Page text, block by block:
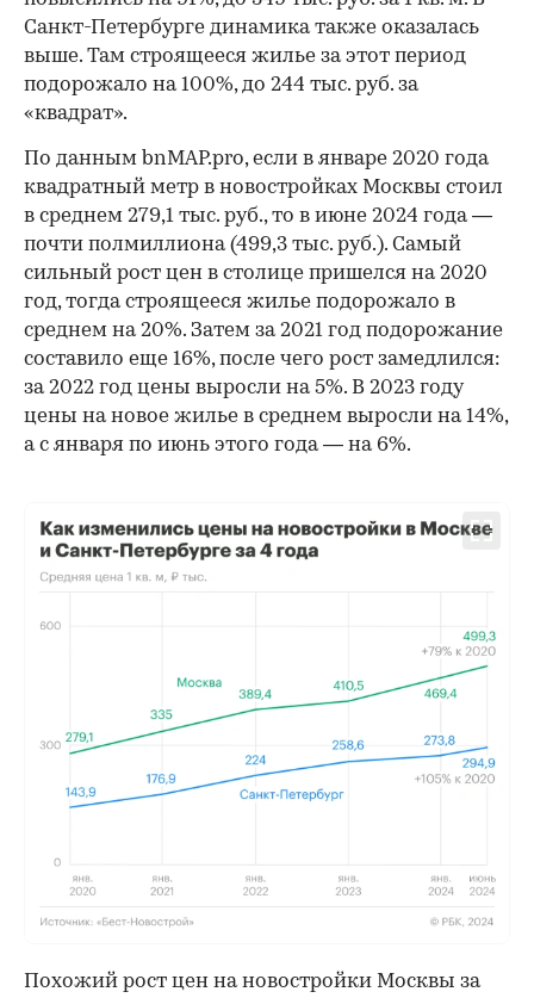
Санкт-Петербурге динамика также оказалась
выше. Там строящееся жилье за этот период
подорожало на 100%, до 244 тыс. руб. за
«квадрат».
По данным bnMAP.pro, если в январе 2020 года
квадратный метр в новостройках Москвы стоил
в среднем 279,1 тыс. руб., то в июне 2024 года —
почти полмиллиона (499,3 тыс. руб.). Самый
сильный рост цен в столице пришелся на 2020
год, тогда строящееся жилье подорожало в
среднем на 20%. Затем за 2021 год подорожание
составило еще 16%, после чего рост замедлился:
за 2022 год цены выросли на 5%. В 2023 году
цены на новое жилье в среднем выросли на 14%,
а с января по июнь этого года — на 6%.
00:00 / 00:00
Похожий рост цен на новостройки Москвы за